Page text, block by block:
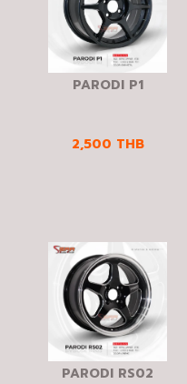
PARODI P1
2,500 THB
PARODI RS02